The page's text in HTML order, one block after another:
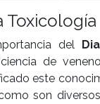
Toxicología
del
de
este
son